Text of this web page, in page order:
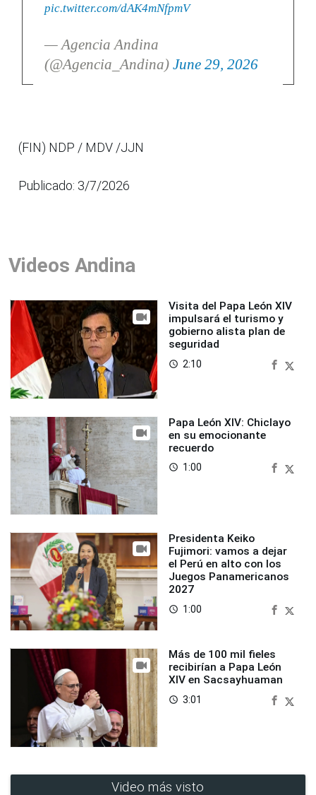
pic.twitter.com/dAK4mNfpmV
— Agencia Andina
(@Agencia_Andina) June 29, 2026
(FIN) NDP / MDV /JJN
Publicado: 3/7/2026
Videos Andina
Visita del Papa León XIV
impulsará el turismo y
gobierno alista plan de
seguridad
access_time 2:10
Papa León XIV: Chiclayo
en su emocionante
recuerdo
access_time 1:00
Presidenta Keiko
Fujimori: vamos a dejar
el Perú en alto con los
Juegos Panamericanos
2027
access_time 1:00
Más de 100 mil fieles
recibirían a Papa León
XIV en Sacsayhuaman
access_time 3:01
Video más visto